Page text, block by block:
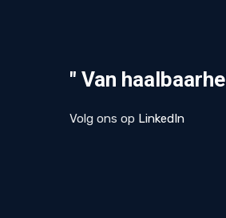
" Van
Volg ons op LinkedIn